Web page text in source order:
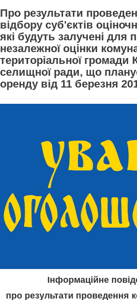
Про результати
відбору суб'єктів
які будуть залучені для
незалежної оцінки
територіальної громади
селищної ради, що
оренду від 11 березня
Інформаційне
про результати проведення